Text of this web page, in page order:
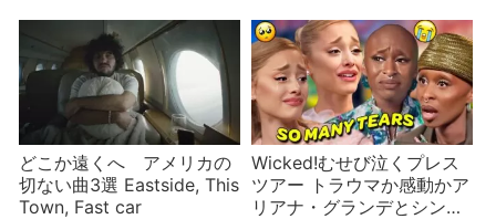
どこか遠くへ アメリカの
切ない曲3選 Eastside, This
Town, Fast car
Wicked!むせび泣くプレス
ツアー トラウマか感動かア
リアナ・グランデとシンシ